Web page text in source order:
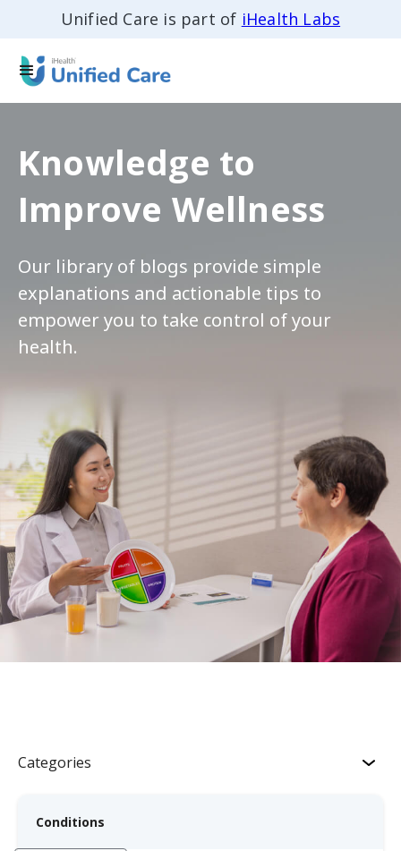
Unified Care is part of iHealth Labs
Knowledge to
Improve Wellness
Our library of blogs provide simple
explanations and actionable tips to
empower you to take control of your
health.
Categories
Conditions